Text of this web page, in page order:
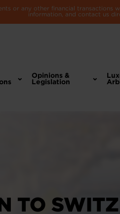
or any other financial
information, and contact us
Opinions &
Legislation
TO